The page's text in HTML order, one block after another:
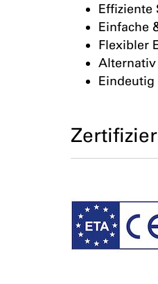
Effiziente
Einfache
Flexibler
Alternativ